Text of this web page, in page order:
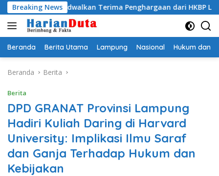
Langsung
ke
konten
Breaking NewsTerima Penghargaan dari HKBP Lampung
Beranda Berita Utama Lampung Nasional Hukum dan
Beranda Berita
Berita
DPD GRANAT Provinsi Lampung
Hadiri Kuliah Daring di Harvard
University: Implikasi Ilmu Saraf
dan Ganja Terhadap Hukum dan
Kebijakan